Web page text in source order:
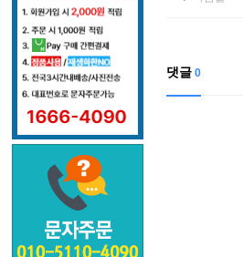
댓글 0